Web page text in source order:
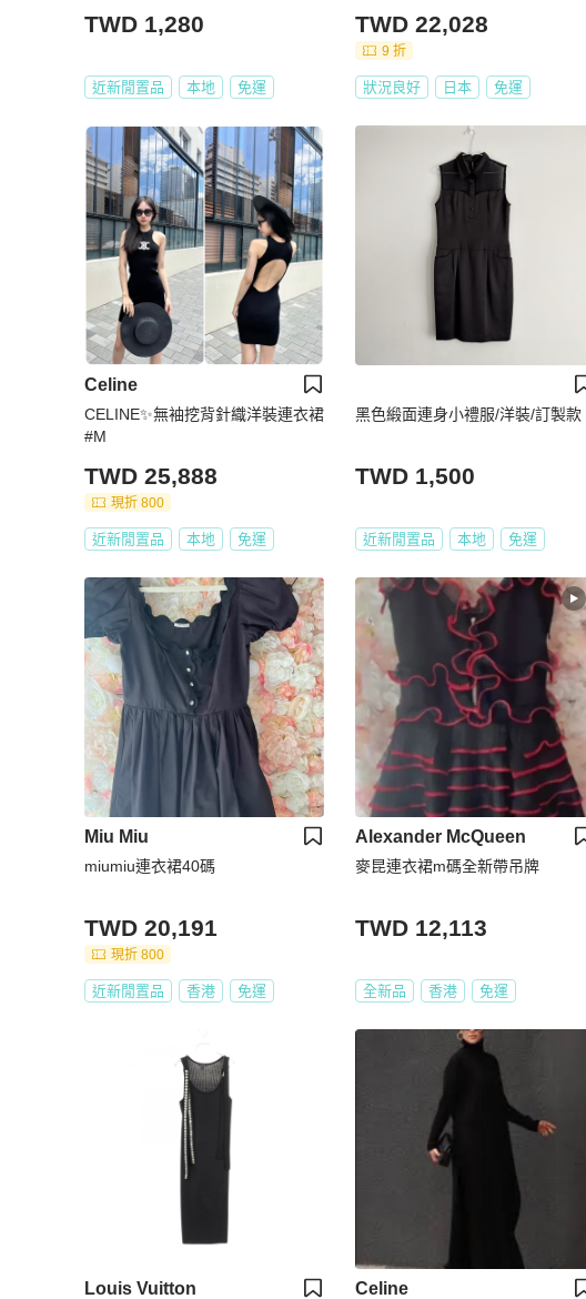
TWD 1,280
近新閒置品 本地 免運
TWD 22,028
9 折
狀況良好 日本 免運
Celine
CELINE✨無袖挖背針織洋裝連衣裙
#M
TWD 25,888
現折 800
近新閒置品 本地 免運
黑色緞面連身小禮服/洋裝/訂製款
TWD 1,500
近新閒置品 本地 免運
Miu Miu
miumiu連衣裙40碼
TWD 20,191
現折 800
近新閒置品 香港 免運
Alexander McQueen
麥昆連衣裙m碼全新帶吊牌
TWD 12,113
全新品 香港 免運
Louis Vuitton Celine